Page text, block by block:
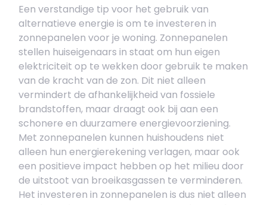
Een verstandige tip voor het gebruik van
alternatieve energie is om te investeren in
zonnepanelen voor je woning. Zonnepanelen
stellen huiseigenaars in staat om hun eigen
elektriciteit op te wekken door gebruik te maken
van de kracht van de zon. Dit niet alleen
vermindert de afhankelijkheid van fossiele
brandstoffen, maar draagt ook bij aan een
schonere en duurzamere energievoorziening.
Met zonnepanelen kunnen huishoudens niet
alleen hun energierekening verlagen, maar ook
een positieve impact hebben op het milieu door
de uitstoot van broeikasgassen te verminderen.
Het investeren in zonnepanelen is dus niet alleen